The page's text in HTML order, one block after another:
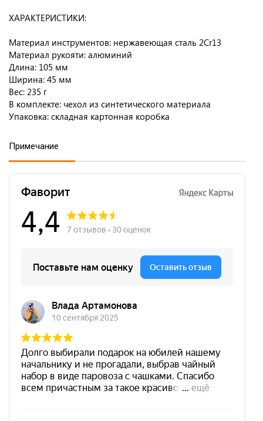
ХАРАКТЕРИСТИКИ:
Материал инструментов: нержавеющая сталь 2Cr13
Материал рукояти: алюминий
Длина: 105 мм
Ширина: 45 мм
Вес: 235 г
В комплекте: чехол из синтетического материала
Упаковка: складная картонная коробка
Примечание